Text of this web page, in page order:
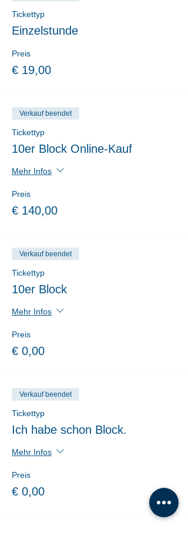
Tickettyp
Einzelstunde
Preis
€ 19,00
Verkauf beendet
Tickettyp
10er Block Online-Kauf
Mehr Infos
Preis
€ 140,00
Verkauf beendet
Tickettyp
10er Block
Mehr Infos
Preis
€ 0,00
Verkauf beendet
Tickettyp
Ich habe schon Block.
Mehr Infos
Preis
€ 0,00